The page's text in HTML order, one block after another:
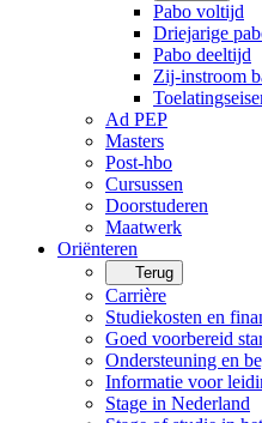
Pabo voltijd
Driejarige
Pabo deeltijd
Zij-instroom
Ad PEP
Masters
Post-hbo
Cursussen
Doorstuderen
Maatwerk
Oriënteren
Terug
Carrière
Studiekosten en
Goed voorbereid
Ondersteuning en
Informatie voor
Stage in Nederland